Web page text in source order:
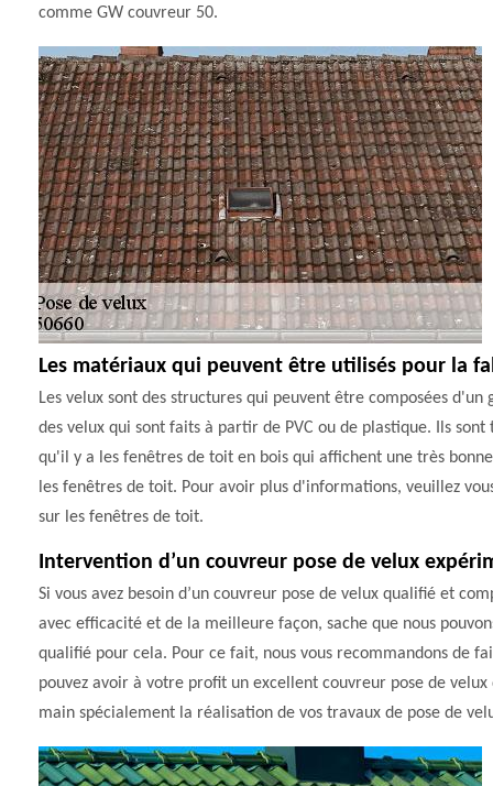
comme GW couvreur 50.
Les matériaux qui peuvent être utilisés pour la
Les velux sont des structures qui peuvent être composées
des velux qui sont faits à partir de PVC ou de plastique. Ils
qu'il y a les fenêtres de toit en bois qui affichent une très
les fenêtres de toit. Pour avoir plus d'informations, veuillez
sur les fenêtres de toit.
Intervention d’un couvreur pose de velux
Si vous avez besoin d’un couvreur pose de velux qualifié et
avec efficacité et de la meilleure façon, sache que nous
qualifié pour cela. Pour ce fait, nous vous recommandons de
pouvez avoir à votre profit un excellent couvreur pose de
main spécialement la réalisation de vos travaux de pose de